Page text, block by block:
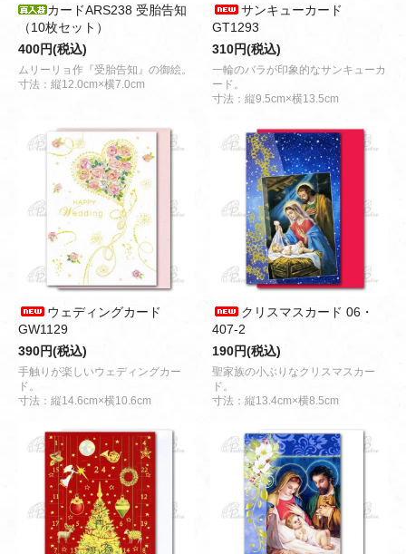
カードARS238 受胎告知
（10枚セット）
400円(税込)
ムリーリョ作『受胎告知』の御絵。
寸法：縦12.0cm×横7.0cm
サンキューカード
GT1293
310円(税込)
一輪のバラが印象的なサンキューカ
ード。
寸法：縦9.5cm×横13.5cm
ウェディングカード
GW1129
390円(税込)
手触りが楽しいウェディングカー
ド。
寸法：縦14.6cm×横10.6cm
クリスマスカード 06・
407-2
190円(税込)
聖家族の小ぶりなクリスマスカー
ド。
寸法：縦13.4cm×横8.5cm